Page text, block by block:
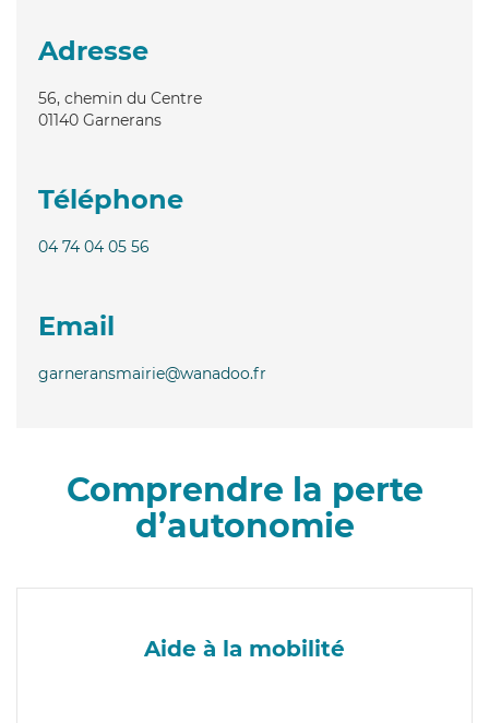
Adresse
56, chemin du Centre
01140 Garnerans
Téléphone
04 74 04 05 56
Email
garneransmairie@wanadoo.fr
Comprendre la perte
d’autonomie
Aide à la mobilité